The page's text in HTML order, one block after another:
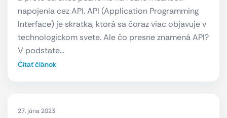
napojenia cez API. API (Application Programming
Interface) je skratka, ktorá sa čoraz viac objavuje v
technologickom svete. Ale čo presne znamená API?
V podstate…
Čítať článok
27. júna 2023